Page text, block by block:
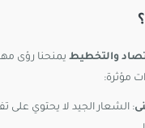
والتخطيط يمنحنا رؤى
مؤثرة:
: الشعار الجيد لا يحتوي على